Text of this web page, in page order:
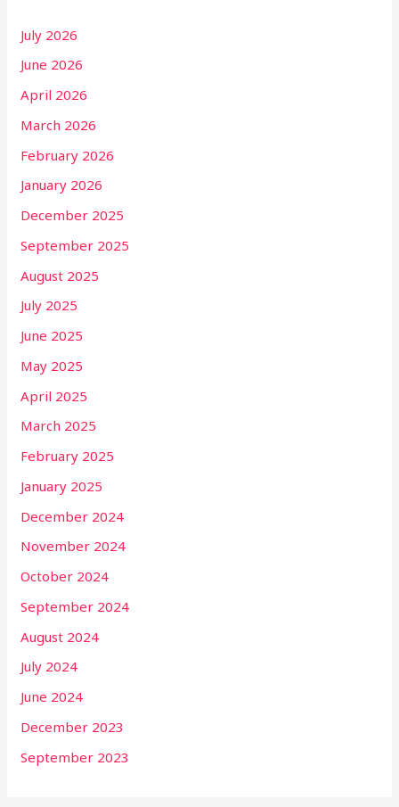
July 2026
June 2026
April 2026
March 2026
February 2026
January 2026
December 2025
September 2025
August 2025
July 2025
June 2025
May 2025
April 2025
March 2025
February 2025
January 2025
December 2024
November 2024
October 2024
September 2024
August 2024
July 2024
June 2024
December 2023
September 2023